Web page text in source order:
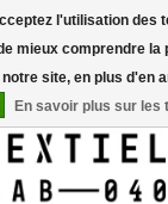
l'utilisation des
mieux comprendre la
site, en plus d'en
En savoir plus sur les